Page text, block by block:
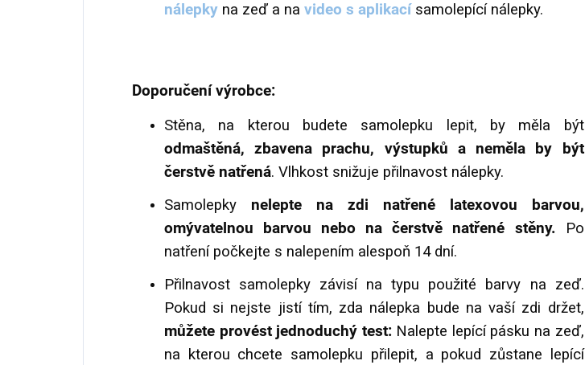
nálepky na zeď a na video s aplikací samolepící nálepky.
Doporučení výrobce:
Stěna, na kterou budete samolepku lepit, by měla být
odmaštěná, zbavena prachu, výstupků a neměla by být
čerstvě natřená. Vlhkost snižuje přilnavost nálepky.
Samolepky nelepte na zdi natřené latexovou barvou,
omývatelnou barvou nebo na čerstvě natřené stěny. Po
natření počkejte s nalepením alespoň 14 dní.
Přilnavost samolepky závisí na typu použité barvy na zeď.
Pokud si nejste jistí tím, zda nálepka bude na vaší zdi držet,
můžete provést jednoduchý test:Nalepte lepící pásku na zeď,
na kterou chcete samolepku přilepit, a pokud zůstane lepící